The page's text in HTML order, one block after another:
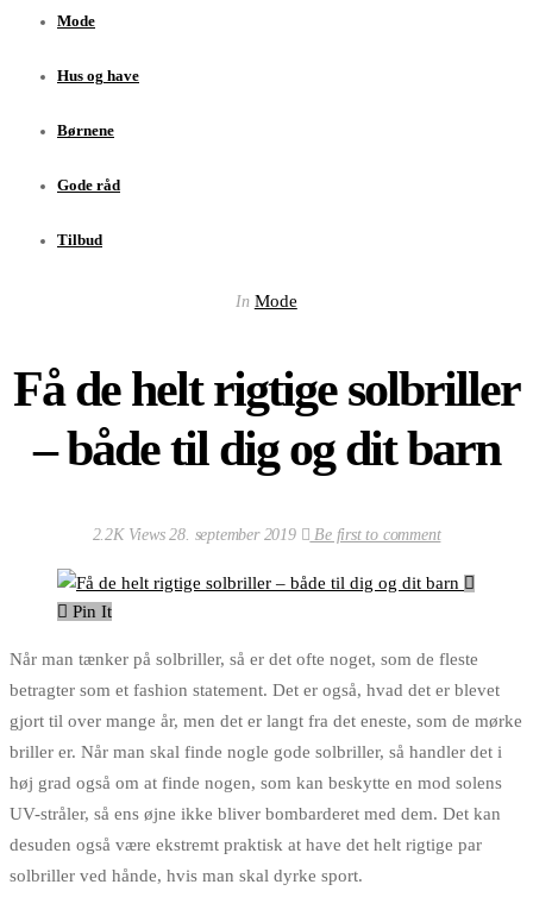
Mode
Hus og have
Børnene
Gode råd
Tilbud
In Mode
Få de helt rigtige solbriller
– både til dig og dit barn
2.2K Views28. september 2019 Be first to comment
Pin It
Når man tænker på solbriller, så er det ofte noget, som de fleste
betragter som et fashion statement. Det er også, hvad det er blevet
gjort til over mange år, men det er langt fra det eneste, som de mørke
briller er. Når man skal finde nogle gode solbriller, så handler det i
høj grad også om at finde nogen, som kan beskytte en mod solens
UV-stråler, så ens øjne ikke bliver bombarderet med dem. Det kan
desuden også være ekstremt praktisk at have det helt rigtige par
solbriller ved hånde, hvis man skal dyrke sport.